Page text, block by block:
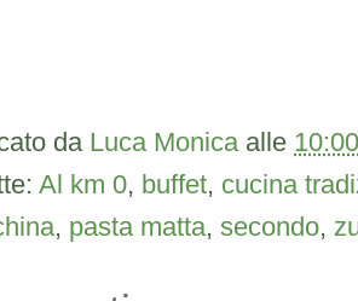
da Luca Monica alle 10:00
Al km 0, buffet, cucina
, pasta matta, secondo,